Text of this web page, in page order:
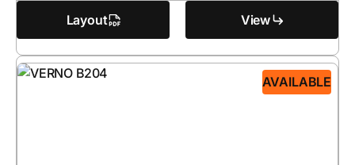
Layout View
AVAILABLE